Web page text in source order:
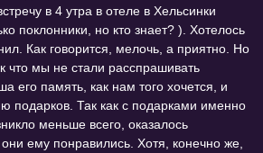
в 4 утра в отеле в Хельсинки
поклонники, но кто знает? ). Хотелось
Как говорится, мелочь, а приятно. Но
что мы не стали расспрашивать
его память, как нам того хочется, и
подарков. Так как с подарками именно
меньше всего, оказалось
ему понравились. Хотя, конечно же,